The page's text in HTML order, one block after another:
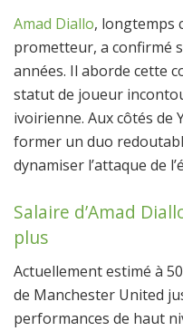
Amad Diallo, longtemps
prometteur, a confirmé
années. Il aborde cette
statut de joueur
ivoirienne. Aux côtés de
former un duo
dynamiser l’attaque de
Salaire d’Amad
plus
Actuellement estimé à
de Manchester United
performances de haut